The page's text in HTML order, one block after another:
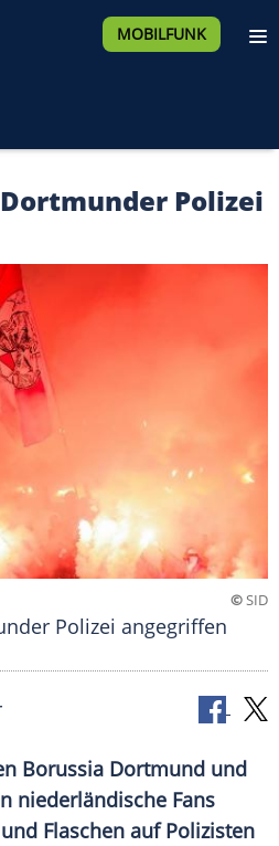
MOBILFUNK
Polizei
©SID
Polizei angegriffen
Borussia Dortmund und
niederländische Fans
Flaschen auf Polizisten